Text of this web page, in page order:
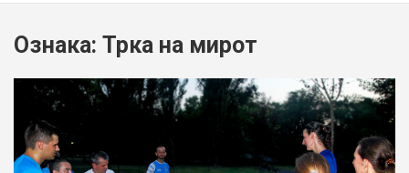
Ознака: Трка на мирот